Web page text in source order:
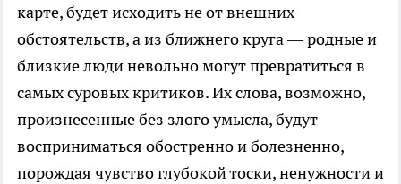
карте, будет исходить не от внешних
обстоятельств, а из ближнего круга — родные и
близкие люди невольно могут превратиться в
самых суровых критиков. Их слова, возможно,
произнесенные без злого умысла, будут
восприниматься обостренно и болезненно,
порождая чувство глубокой тоски, ненужности и